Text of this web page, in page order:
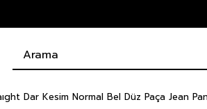
Dar Kesim Normal Bel Düz Paça Jean